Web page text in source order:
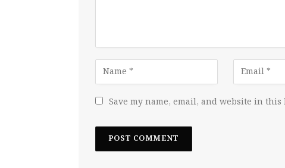
Save my name, email, and website in